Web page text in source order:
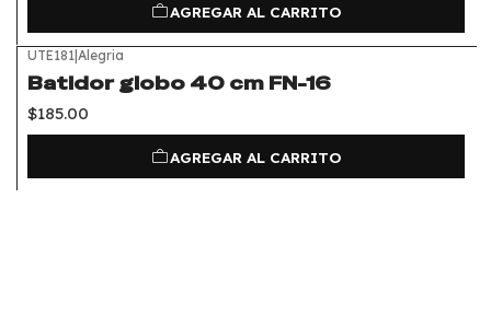
AGREGAR AL CARRITO
UTE181|Alegria
Batidor globo 40 cm FN-16
$185.00
AGREGAR AL CARRITO